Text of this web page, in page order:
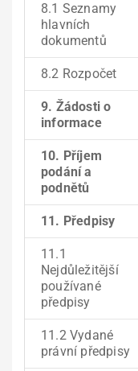
8.1 Seznamy
hlavních
dokumentů
8.2 Rozpočet
9. Žádosti o
informace
10. Příjem
podání a
podnětů
11. Předpisy
11.1
Nejdůležitější
používané
předpisy
11.2 Vydané
právní předpisy